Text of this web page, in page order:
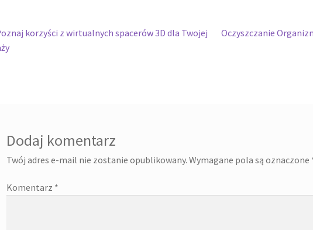
korzyści z wirtualnych spacerów 3D dla Twojej
Następny
Oczyszczanie
Dodaj komentarz
Twój adres e-mail nie zostanie opublikowany. Wymagane pola są oznaczone
Komentarz *